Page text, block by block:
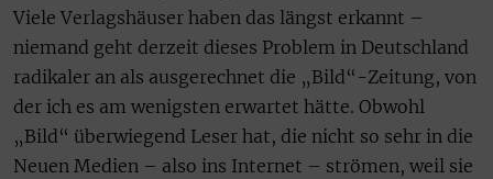
Viele Verlagshäuser haben das längst erkannt –
niemand geht derzeit dieses Problem in Deutschland
radikaler an als ausgerechnet die „Bild“-Zeitung, von
der ich es am wenigsten erwartet hätte. Obwohl
„Bild“ überwiegend Leser hat, die nicht so sehr in die
Neuen Medien – also ins Internet – strömen, weil sie